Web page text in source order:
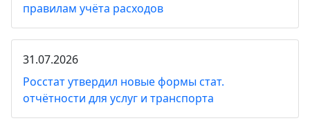
правилам учёта расходов
31.07.2026
Росстат утвердил новые формы стат.
отчётности для услуг и транспорта